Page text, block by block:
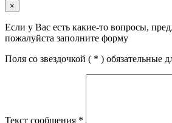
×
Если у Вас есть какие-то вопросы,
пожалуйста заполните форму
Поля со звездочкой ( * ) обязательные
Текст сообщения *